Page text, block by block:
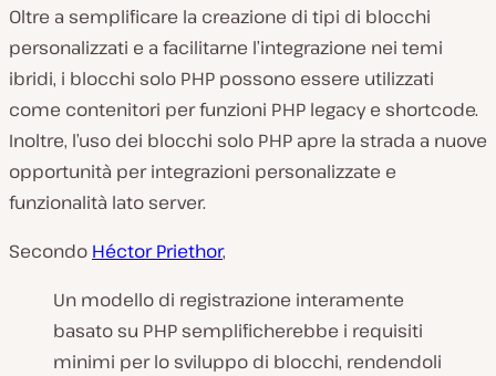
Oltre a semplificare la creazione di tipi di blocchi
personalizzati e a facilitarne l’integrazione nei temi
ibridi, i blocchi solo PHP possono essere utilizzati
come contenitori per funzioni PHP legacy e shortcode.
Inoltre, l’uso dei blocchi solo PHP apre la strada a nuove
opportunità per integrazioni personalizzate e
funzionalità lato server.
Secondo Héctor Priethor,
Un modello di registrazione interamente
basato su PHP semplificherebbe i requisiti
minimi per lo sviluppo di blocchi, rendendoli